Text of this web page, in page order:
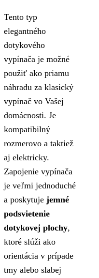
Tento typ
elegantného
dotykového
vypínača je možné
použiť ako priamu
náhradu za klasický
vypínač vo Vašej
domácnosti. Je
kompatibilný
rozmerovo a taktiež
aj elektricky.
Zapojenie vypínača
je veľmi jednoduché
a poskytuje jemné
podsvietenie
dotykovej plochy,
ktoré slúži ako
orientácia v prípade
tmy alebo slabej